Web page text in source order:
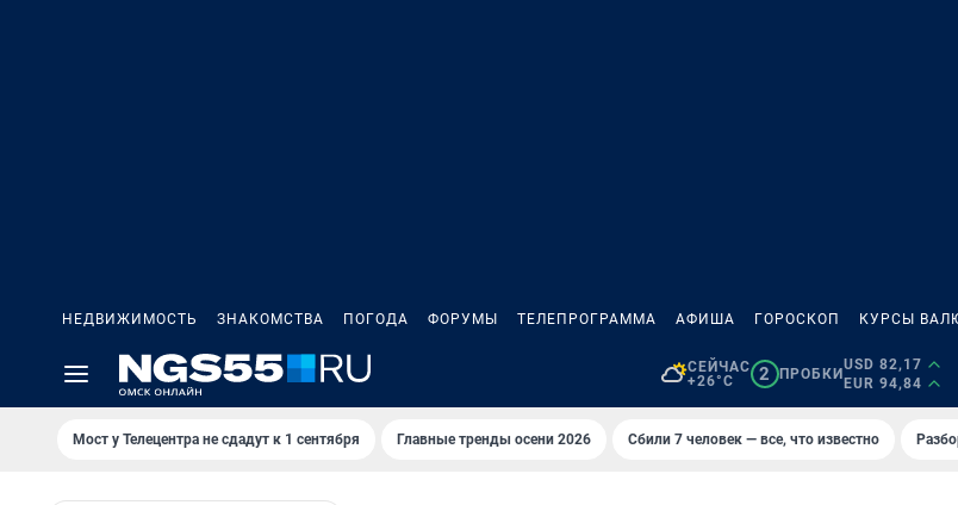
НЕДВИЖИМОСТЬ ЗНАКОМСТВА ПОГОДА ФОРУМЫ ТЕЛЕПРОГРАММА АФИША ГОРОСКОП КУРСЫ
СЕЙЧАС
+26°C
2 ПРОБКИ
USD 82,17
EUR 94,84
Мост у Телецентра не сдадут к 1 сентября Главные тренды осени 2026 Сбили 7 человек — все, что известно